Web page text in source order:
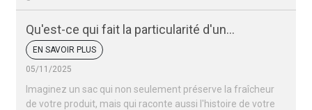
Qu'est-ce qui fait la particularité d'un
emballage de noix ?
EN SAVOIR PLUS
05/11/2025
Imaginez un sac qui non seulement préserve la fraîcheur
de votre produit, mais qui raconte aussi l'histoire de votre